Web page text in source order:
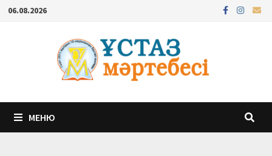
Перейти
содержимому
06.08.2026
МЕНЮ